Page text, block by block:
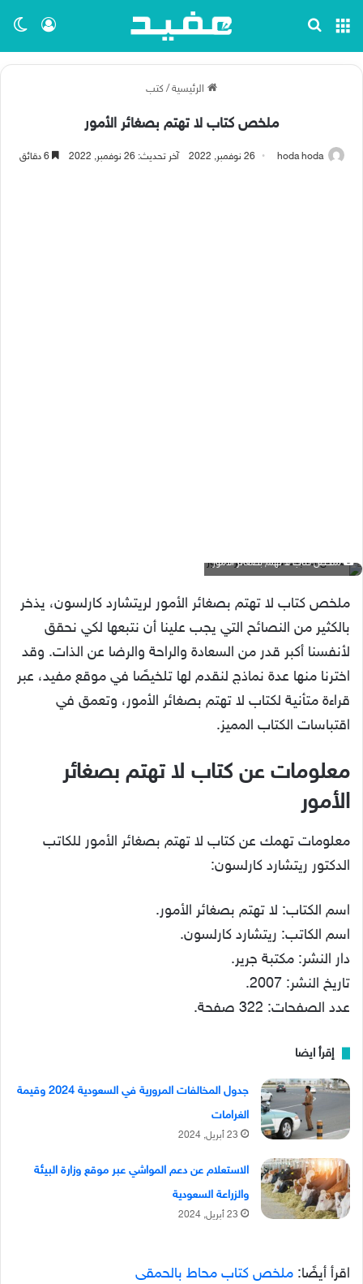
تسجيل القائمة
الرئيسية/كتب
ملخص كتاب لا تهتم بصغائر الأمور
hoda hoda 26 نوفمبر, 2022 آخر تحديث: 26 نوفمبر, 2022 6 دقائق
ملخص كتاب لا تهتم بصغائر الأمور
ملخص كتاب لا تهتم بصغائر الأمور لريتشارد كارلسون، يذخر
بالكثير من النصائح التي يجب علينا أن نتبعها لكي نحقق
لأنفسنا أكبر قدر من السعادة والراحة والرضا عن الذات. وقد
اخترنا منها عدة نماذج لنقدم لها تلخيصًا في موقع مفيد، عبر
قراءة متأنية لكتاب لا تهتم بصغائر الأمور، وتعمق في
اقتباسات الكتاب المميز.
معلومات عن كتاب لا تهتم بصغائر
الأمور
معلومات تهمك عن كتاب لا تهتم بصغائر الأمور للكاتب
الدكتور ريتشارد كارلسون:
اسم الكتاب: لا تهتم بصغائر الأمور.
اسم الكاتب: ريتشارد كارلسون.
دار النشر: مكتبة جرير.
تاريخ النشر: 2007.
عدد الصفحات: 322 صفحة.
إقرأ ايضا
جدول المخالفات المرورية في السعودية 2024 وقيمة
الغرامات
23 أبريل, 2024
الاستعلام عن دعم المواشي عبر موقع وزارة البيئة
والزراعة السعودية
23 أبريل, 2024
اقرأ أيضًا: ملخص كتاب محاط بالحمقى